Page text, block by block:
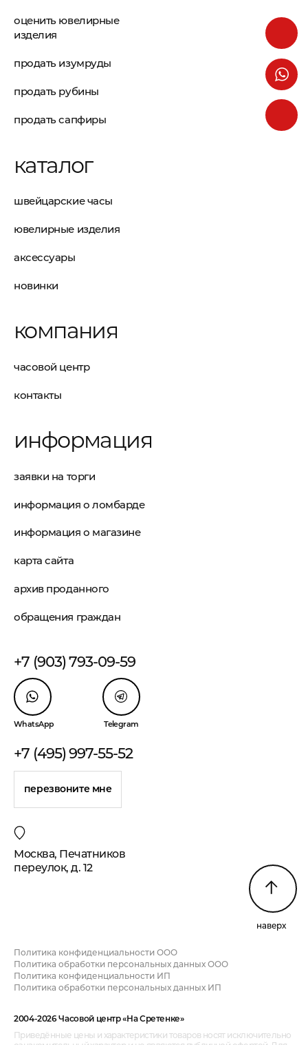
оценить ювелирные
изделия
продать изумруды
продать рубины
продать сапфиры
каталог
швейцарские часы
ювелирные изделия
аксессуары
новинки
компания
часовой центр
контакты
информация
заявки на торги
информация о ломбарде
информация о магазине
карта сайта
архив проданного
обращения граждан
+7 (903) 793-09-59
WhatsApp Telegram
+7 (495) 997-55-52
перезвоните мне
Москва, Печатников
переулок, д. 12
наверх
Политика конфиденциальности ООО
Политика обработки персональных данных ООО
Политика конфиденциальности ИП
Политика обработки персональных данных ИП
2004-2026 Часовой центр «На Сретенке»
Приведённые цены и характеристики товаров носят исключительно